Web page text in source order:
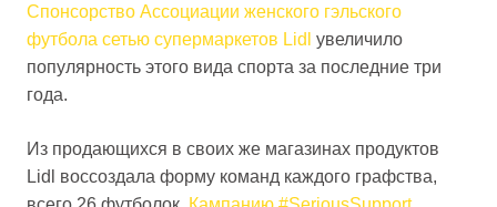
Спонсорство Ассоциации женского гэльского
футбола сетью супермаркетов Lidl увеличило
популярность этого вида спорта за последние три
года.
Из продающихся в своих же магазинах продуктов
Lidl воссоздала форму команд каждого графства,